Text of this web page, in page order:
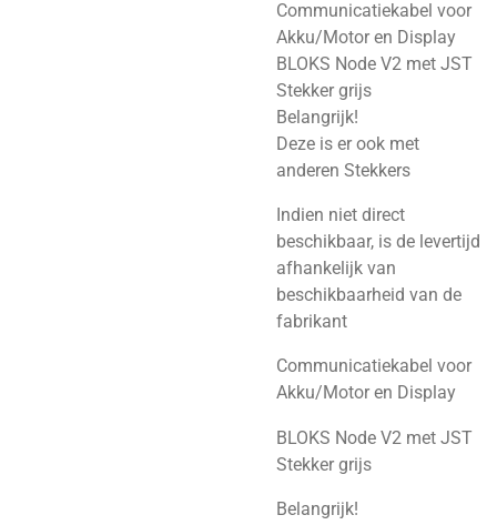
Communicatiekabel voor
Akku/Motor en Display
BLOKS Node V2 met JST
Stekker grijs
Belangrijk!
Deze is er ook met
anderen Stekkers
Indien niet direct
beschikbaar, is de levertijd
afhankelijk van
beschikbaarheid van de
fabrikant
Communicatiekabel voor
Akku/Motor en Display
BLOKS Node V2 met JST
Stekker grijs
Belangrijk!